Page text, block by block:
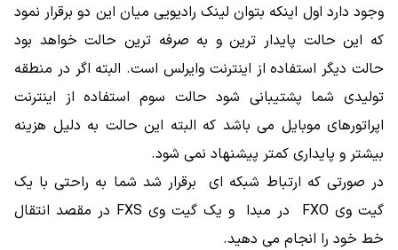
وجود دارد اول اینکه بتوان لینک رادیویی میان این دو برقرار نمود
که این حالت پایدار ترین و به صرفه ترین حالت خواهد بود
حالت دیگر استفاده از اینترنت وایرلس است. البته اگر در منطقه
تولیدی شما پشتیبانی شود حالت سوم استفاده از اینترنت
اپراتورهای موبایل می باشد که البته این حالت به دلیل هزینه
بیشتر و پایداری کمتر پیشنهاد نمی شود.
در صورتی که ارتباط شبکه ای برقرار شد شما به راحتی با یک
گیت وی FXO در مبدا و یک گیت وی FXS در مقصد انتقال
خط خود را انجام می دهید.